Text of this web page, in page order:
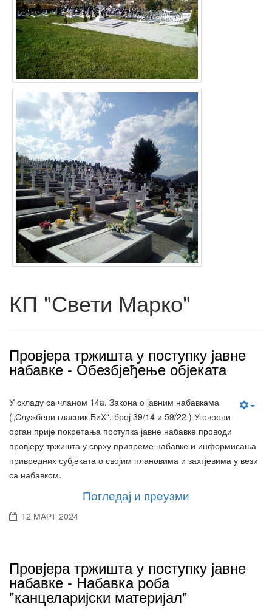
КП "Свети Марко"
Провјера тржишта у поступку јавне
набавке - Обезбјеђење објеката
У складу са чланом 14a. Закона о јавним набавкама
(„Службени гласник БиХ“, број 39/14 и 59/22 ) Уговорни
орган прије покретања поступка јавне набавке проводи
провјеру тржишта у сврху припреме набавке и информисања
привредних субјеката о својим плановима и захтјевима у вези
са набавком.
Погледај и преузми
12 МАРТ 2024
Провјера тржишта у поступку јавне
набавке - Набавка роба
"канцеларијски материјал"